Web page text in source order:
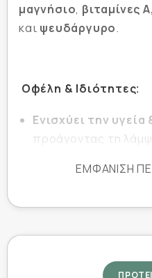
μαγνήσιο, βιταμίνες
και ψευδάργυρο.
Οφέλη & Ιδιότητες:
Ενισχύει την
προάγοντας τη
Αντιοξειδωτική
ΕΜΦΆΝΙΣΗ